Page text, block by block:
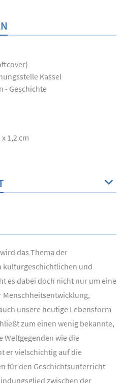
Kassel
- Geschichte
x 1,2 cm
das Thema der
kulturgeschichtlichen und
es dabei doch nicht nur um eine
Menschheitsentwicklung,
unsere heutige Lebensform
zum einen wenig bekannte,
Weltgegenden wie die
er vielschichtig auf die
für den Geschichtsunterricht
zwischen der